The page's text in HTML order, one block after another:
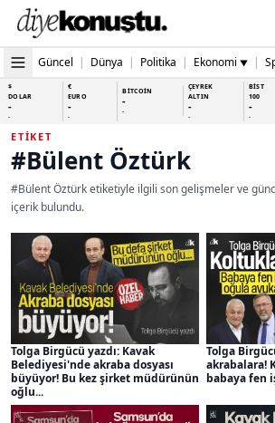
Güncel | Dünya | Politika | Ekonomi ▼ |
$
DOLAR
-
-
€
EURO
-
-
BİTCOİN
-
-
ÇEYREK
ALTIN
-
-
BİST
100
-
-
ETIKET
#Bülent Öztürk
#Bülent Öztürk etiketiyle ilgili son gelişmeler ve
içerik bulundu.
Tolga Birgücü yazdı: Kavak
Belediyesi'nde akraba dosyası
büyüyor! Bu kez şirket müdürünün
oğlu...
Tolga
akrabalara!
babaya fen